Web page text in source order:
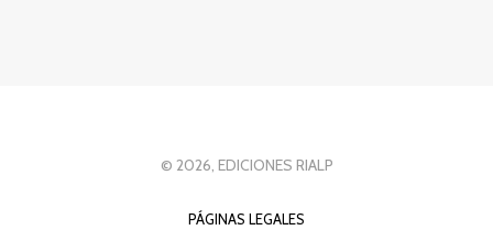
© 2026, EDICIONES RIALP
PÁGINAS LEGALES